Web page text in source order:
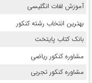
آموزش لغات انگلیسی
بهترین انتخاب رشته کنکور
بانک کتاب پایتخت
مشاوره کنکور ریاضی
مشاوره کنکور تجربی